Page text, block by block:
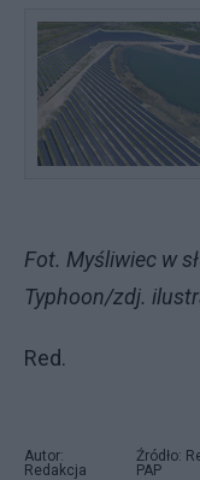
Fot. Myśliwiec w
Typhoon/zdj.
Red.
Autor:
Redakcja
Źródło:
PAP